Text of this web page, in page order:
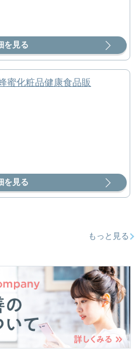
を見る
化粧品健康食品販
を見る
もっと見る